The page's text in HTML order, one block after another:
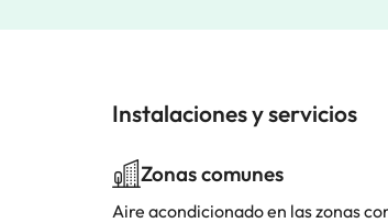
Instalaciones y servicios
Zonas comunes
Aire acondicionado en las zonas